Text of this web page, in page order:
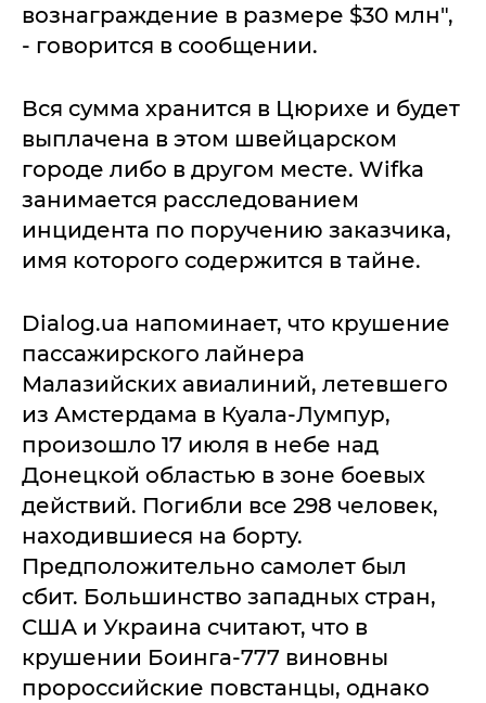
вознаграждение в размере $30 млн",
- говорится в сообщении.
Вся сумма хранится в Цюрихе и будет
выплачена в этом швейцарском
городе либо в другом месте. Wifka
занимается расследованием
инцидента по поручению заказчика,
имя которого содержится в тайне.
Dialog.ua напоминает, что крушение
пассажирского лайнера
Малазийских авиалиний, летевшего
из Амстердама в Куала-Лумпур,
произошло 17 июля в небе над
Донецкой областью в зоне боевых
действий. Погибли все 298 человек,
находившиеся на борту.
Предположительно самолет был
сбит. Большинство западных стран,
США и Украина считают, что в
крушении Боинга-777 виновны
пророссийские повстанцы, однако